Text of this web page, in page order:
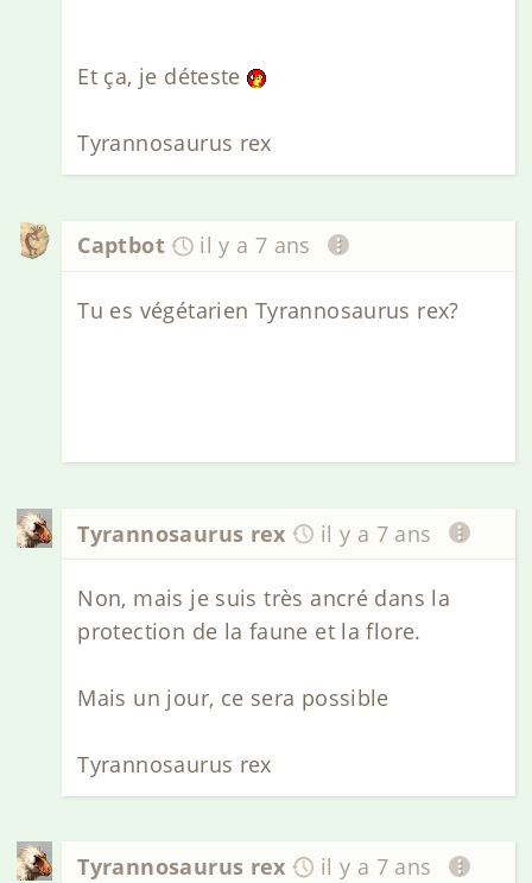
Et ça, je déteste
Tyrannosaurus rex
Captbot il y a 7 ans
Tu es végétarien Tyrannosaurus rex?
Tyrannosaurus rex il y a 7 ans
Non, mais je suis très ancré dans la
protection de la faune et la flore.
Mais un jour, ce sera possible
Tyrannosaurus rex
Tyrannosaurus rex il y a 7 ans